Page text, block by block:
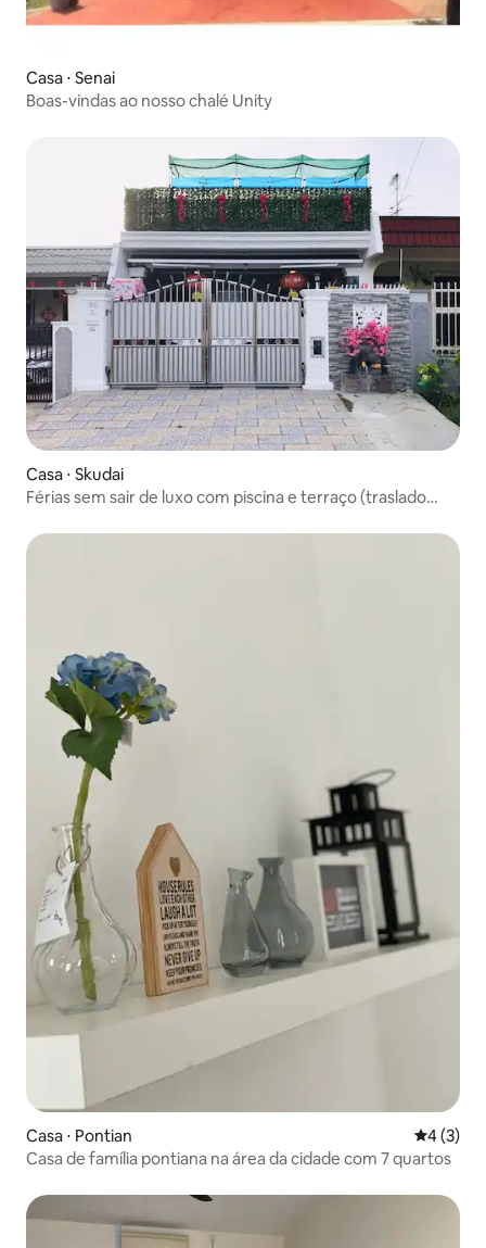
Casa ⋅ Senai
Boas-vindas ao nosso chalé Unity
Casa ⋅ Skudai
Férias sem sair de luxo com piscina e terraço (traslado
Casa ⋅ Pontian 4 de
4 (3)
Casa de família pontiana na área da cidade com 7 quartos